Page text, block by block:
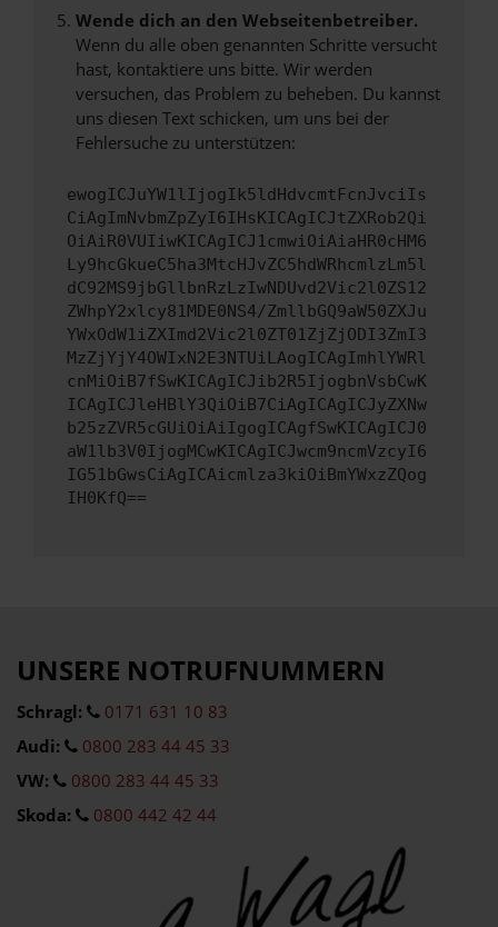
Wende dich an den Webseitenbetreiber.
Wenn du alle oben genannten Schritte versucht
hast, kontaktiere uns bitte. Wir werden
versuchen, das Problem zu beheben. Du kannst
uns diesen Text schicken, um uns bei der
Fehlersuche zu unterstützen:
ewogICJuYW1lIjogIk5ldHdvcmtFcnJvciIs
CiAgImNvbmZpZyI6IHsKICAgICJtZXRob2Qi
OiAiR0VUIiwKICAgICJ1cmwiOiAiaHR0cHM6
Ly9hcGkueC5ha3MtcHJvZC5hdWRhcmlzLm5l
dC92MS9jbGllbnRzLzIwNDUvd2Vic2l0ZS12
ZWhpY2xlcy81MDE0NS4/ZmllbGQ9aW50ZXJu
YWxOdW1iZXImd2Vic2l0ZT01ZjZjODI3ZmI3
MzZjYjY4OWIxN2E3NTUiLAogICAgImhlYWRl
cnMiOiB7fSwKICAgICJib2R5IjogbnVsbCwK
ICAgICJleHBlY3QiOiB7CiAgICAgICJyZXNw
b25zZVR5cGUiOiAiIgogICAgfSwKICAgICJ0
aW1lb3V0IjogMCwKICAgICJwcm9ncmVzcyI6
IG51bGwsCiAgICAicmlza3kiOiBmYWxzZQog
IH0KfQ==
UNSERE NOTRUFNUMMERN
Schragl:
0171 631 10 83
Audi:
0800 283 44 45 33
VW:
0800 283 44 45 33
Skoda:
0800 442 42 44